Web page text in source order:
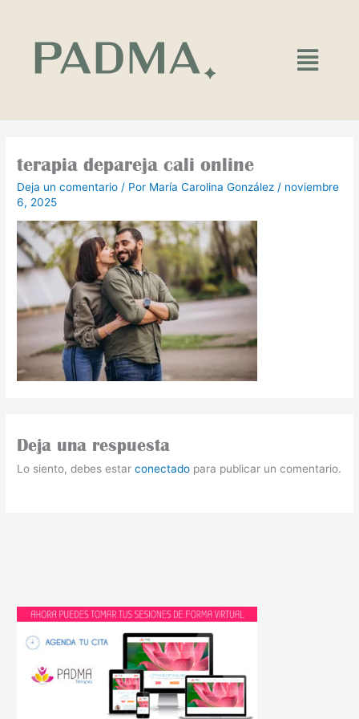
contenido
Main
Menu
terapia depareja cali online
Deja un comentario / Por María Carolina González / noviembre
6, 2025
Deja una respuesta
Lo siento, debes estarconectado para publicar un comentario.